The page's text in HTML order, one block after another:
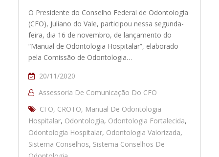
O Presidente do Conselho Federal de Odontologia
(CFO), Juliano do Vale, participou nessa segunda-
feira, dia 16 de novembro, de lançamento do
“Manual de Odontologia Hospitalar”, elaborado
pela Comissão de Odontologia…
20/11/2020
Assessoria De Comunicação Do CFO
CFO, CROTO, Manual De Odontologia
Hospitalar, Odontologia, Odontologia Fortalecida,
Odontologia Hospitalar, Odontologia Valorizada,
Sistema Conselhos, Sistema Conselhos De